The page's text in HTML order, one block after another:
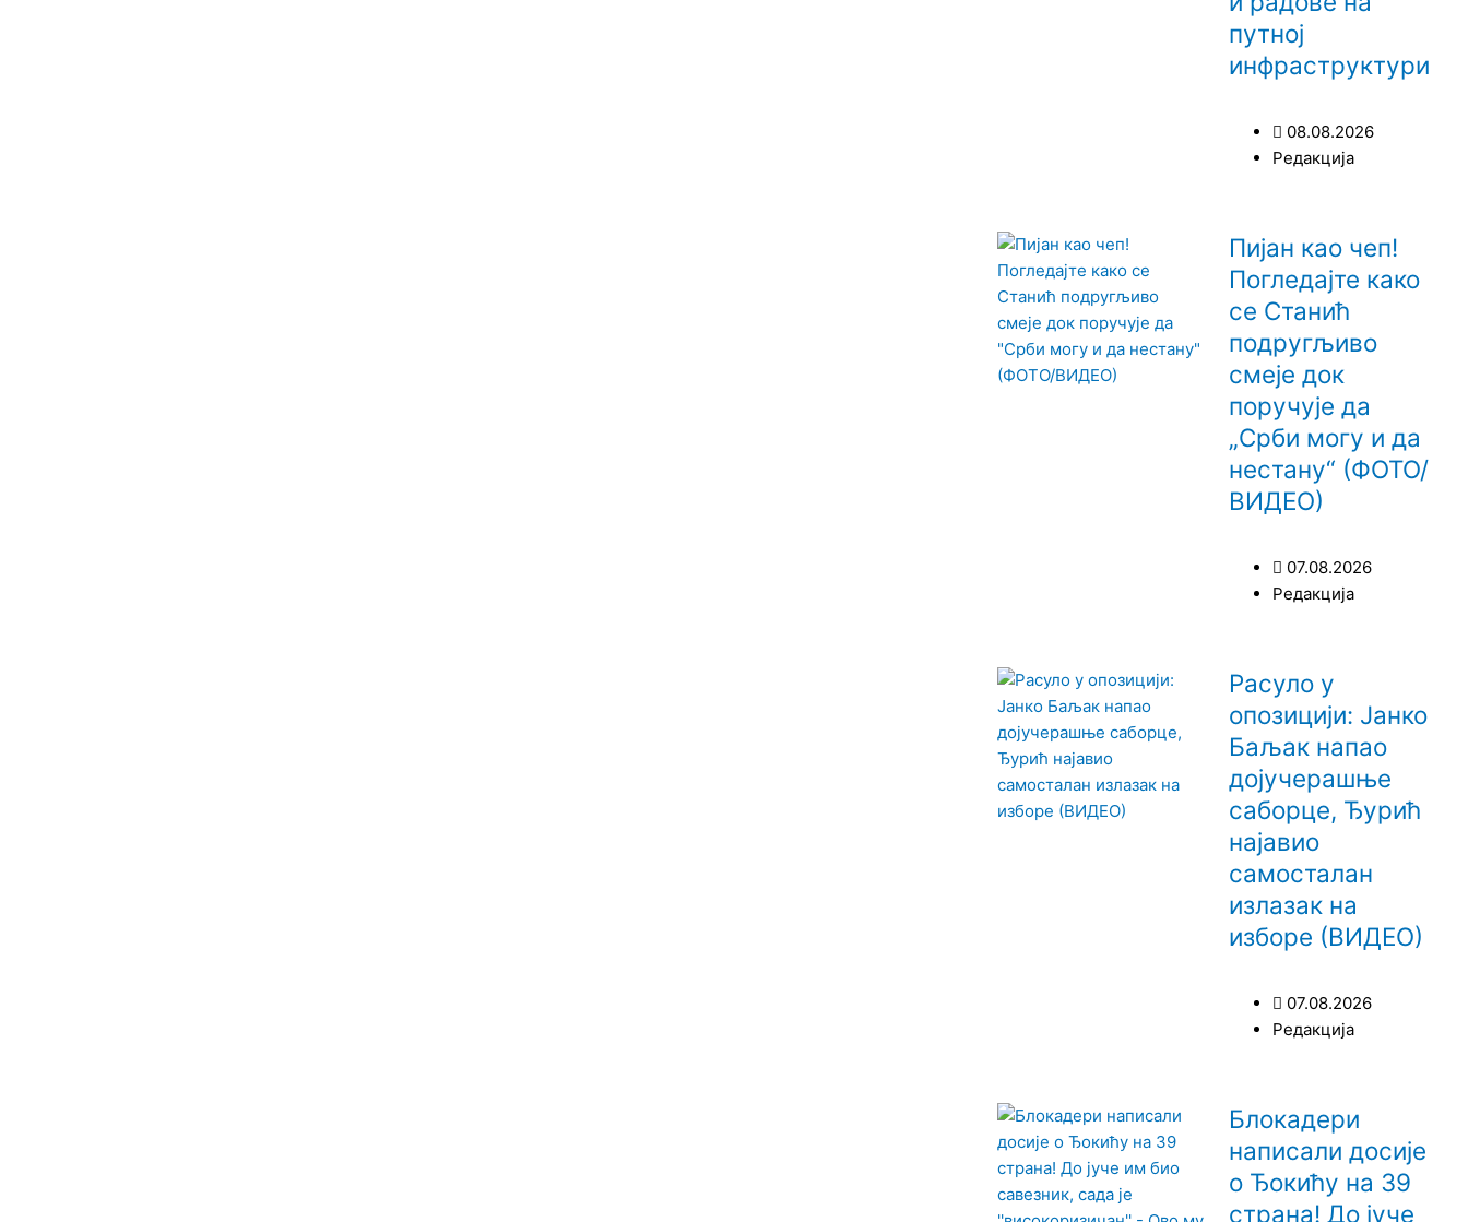
путној
инфраструктури
08.08.2026
Редакција
Пијан као чеп!
Погледајте како
се Станић
подругљиво
смеје док
поручује да
„Срби могу и да
нестану“ (ФОТО/
ВИДЕО)
07.08.2026
Редакција
Расуло у
опозицији: Јанко
Баљак напао
дојучерашње
саборце, Ђурић
најавио
самосталан
излазак на
изборе (ВИДЕО)
07.08.2026
Редакција
Блокадери
написали досије
о Ђокићу на 39
страна! До јуче